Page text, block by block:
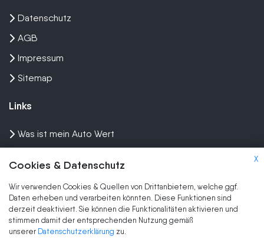
X
Cookies & Datenschutz
Wir verwenden Cookies & Quellen von Drittanbietern, welche ggf.
Daten erheben und verarbeiten könnten. Diese Funktionen sind
derzeit deaktiviert. Sie können die Funktionalitäten aktivieren und
stimmen damit der entsprechenden Nutzung gemäß
unserer Datenschutzerklärung zu.
Datenschutz
AGB
Impressum
Sitemap
Links
Was ist mein Auto Wert
Wir kaufen dein Auto
Marken